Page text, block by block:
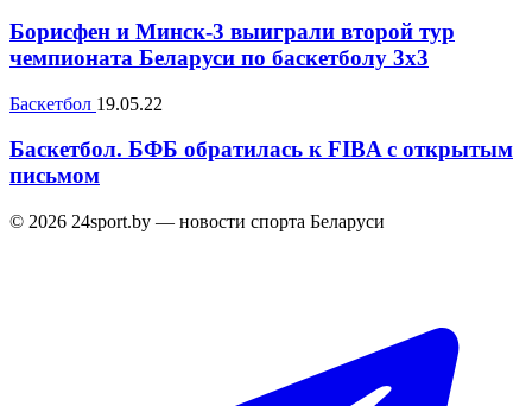
Борисфен и Минск-3 выиграли второй тур
чемпионата Беларуси по баскетболу 3х3
Баскетбол 19.05.22
Баскетбол. БФБ обратилась к FIBA с открытым
письмом
© 2026 24sport.by — новости спорта Беларуси